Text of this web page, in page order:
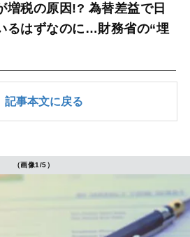
増税の原因!? 為替差益で日
るはずなのに…財務省の“埋
記事本文に戻る
（画像1/5）